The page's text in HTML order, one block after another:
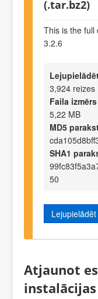
(.tar.bz2)
This is the full
3.2.6
3,924 reizes
Faila izmērs
5,22 MB
MD5
SHA1
50
Lejupielādēt
Atjaunot
instalācijas